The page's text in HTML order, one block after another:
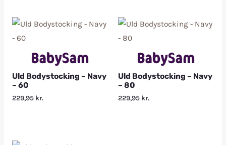
Uld Bodystocking – Navy
– 60
229,95 kr.
Uld Bodystocking – Navy
– 80
229,95 kr.